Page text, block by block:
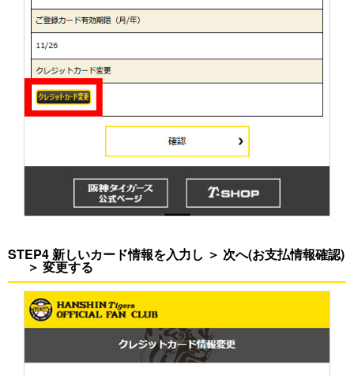
STEP4 新しいカード情報を入力し ＞ 次へ(お支払情報確認)
＞ 変更する